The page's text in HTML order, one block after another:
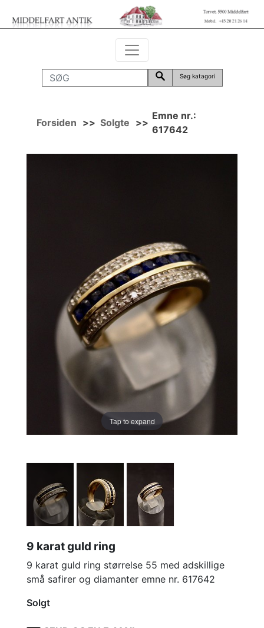
Søg katagori
Forsiden >> Solgte >>
Emne nr.:
617642
Tap to expand
9 karat guld ring
9 karat guld ring størrelse 55 med adskillige
små safirer og diamanter emne nr. 617642
Solgt